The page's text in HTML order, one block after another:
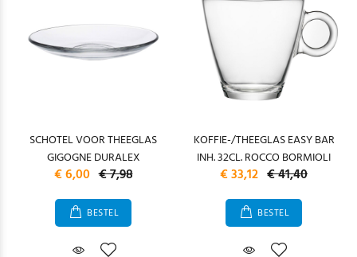
SCHOTEL VOOR THEEGLAS
GIGOGNE DURALEX
€ 6,00 € 7,98
BESTEL
KOFFIE-/THEEGLAS EASY BAR
INH. 32CL. ROCCO BORMIOLI
€ 33,12 € 41,40
BESTEL